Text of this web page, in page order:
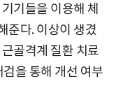
기들을 이용해 체
준다. 이상이 생겼
골격계 질환 치료
을 통해 개선 여부